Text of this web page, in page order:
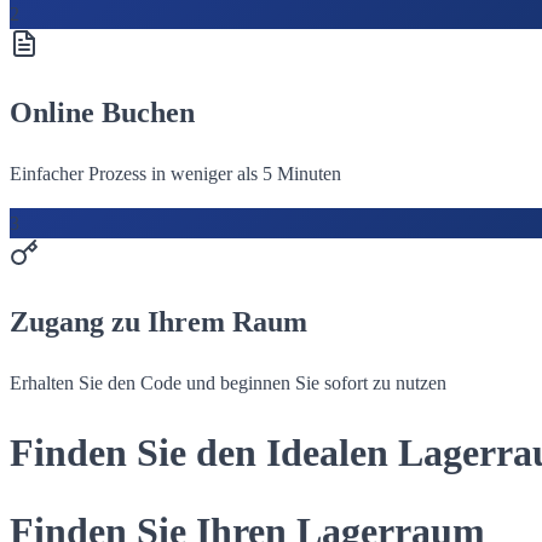
2
Online Buchen
Einfacher Prozess in weniger als 5 Minuten
3
Zugang zu Ihrem Raum
Erhalten Sie den Code und beginnen Sie sofort zu nutzen
Finden Sie den Idealen
Finden Sie Ihren Lagerraum